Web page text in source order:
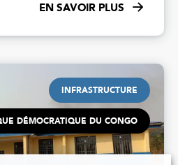
EN SAVOIR PLUS
INFRASTRUCTURE
DÉMOCRATIQUE DU CONGO